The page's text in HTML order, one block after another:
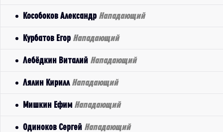
Кособоков Александр Нападающий
Курбатов Егор Нападающий
Лебёдкин Виталий Нападающий
Лялин Кирилл Нападающий
Мишкин Ефим Нападающий
Одиноков Сергей Нападающий